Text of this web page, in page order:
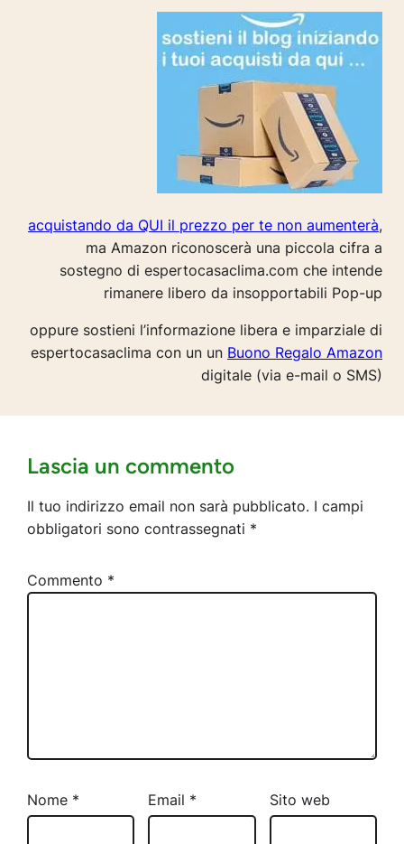
acquistando da QUI il prezzo per te non aumenterà,
ma Amazon riconoscerà una piccola cifra a
sostegno di espertocasaclima.com che intende
rimanere libero da insopportabili Pop-up
oppure sostieni l’informazione libera e imparziale di
espertocasaclima con un un Buono Regalo Amazon
digitale (via e-mail o SMS)
Lascia un commento
Il tuo indirizzo email non sarà pubblicato. I campi
obbligatori sono contrassegnati *
Commento *
Nome * Email * Sito web